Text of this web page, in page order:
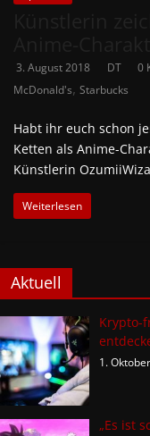
3. August 2018 DT 0
McDonald's, Starbucks
Habt ihr euch schon
Ketten als Anime-
Künstlerin
Weiterlesen
Aktuell
Krypto-
1.
„Es ist